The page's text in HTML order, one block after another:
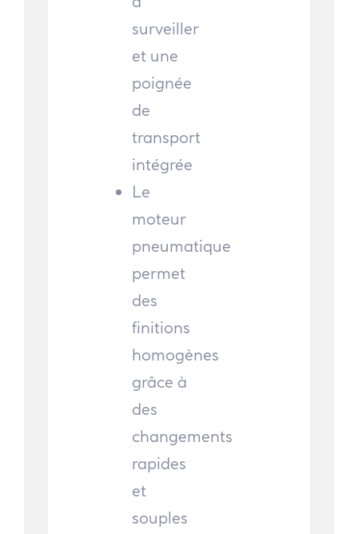
surveiller
et une
poignée
de
transport
intégrée
Le
moteur
pneumatique
permet
des
finitions
homogènes
grâce à
des
changements
rapides
et
souples